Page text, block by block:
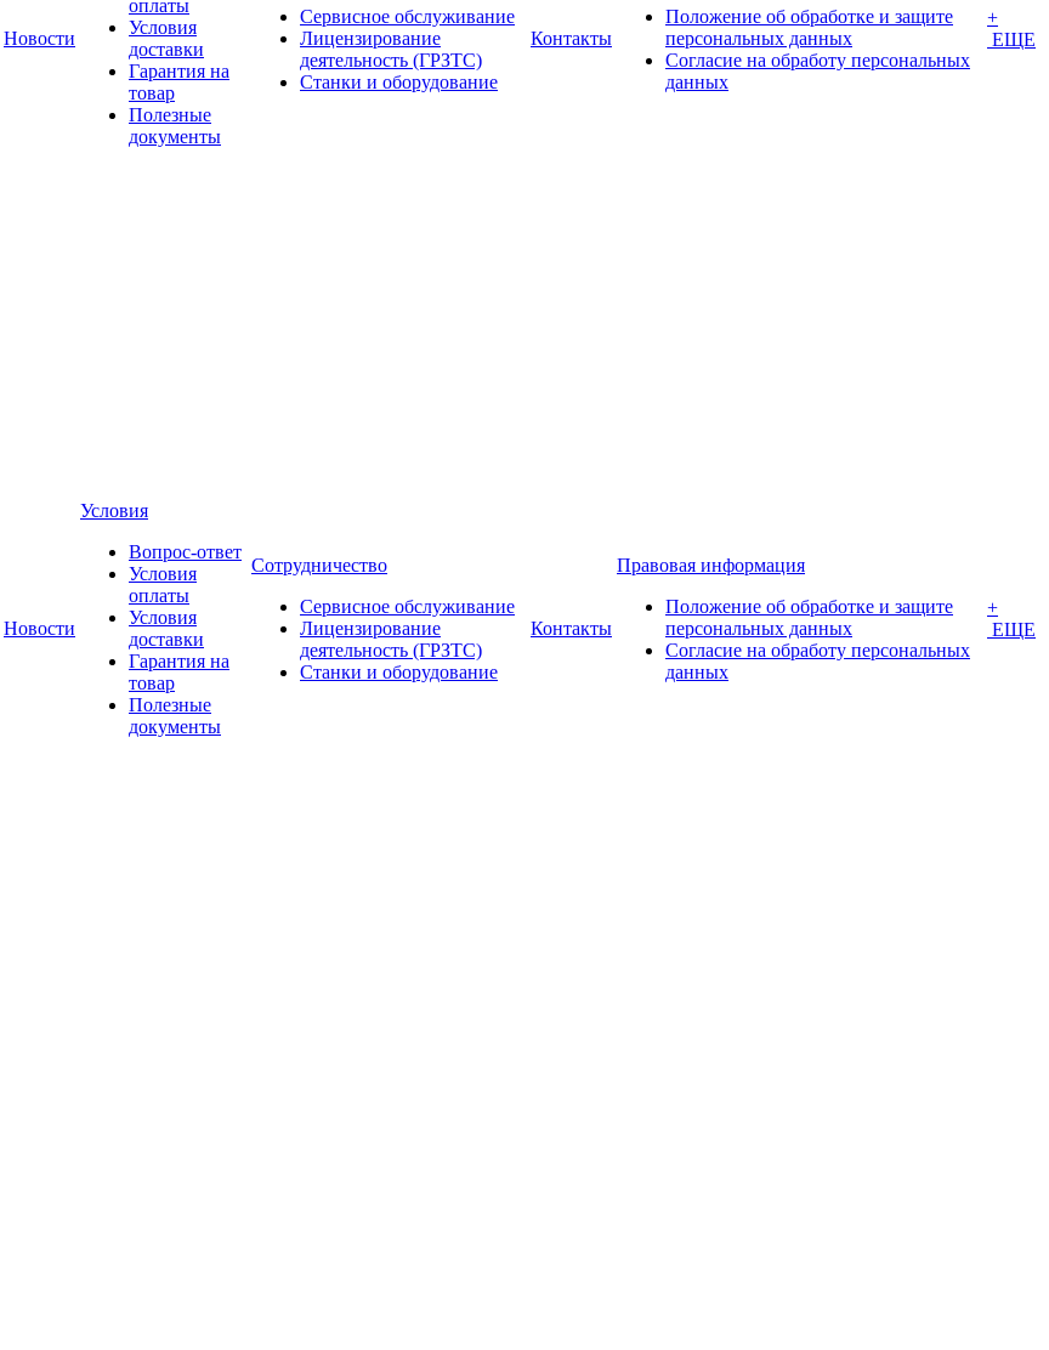
Новости
оплаты
Условия
доставки
Гарантия на
товар
Полезные
документы
Сервисное обслуживание
Лицензирование
деятельность (ГРЗТС)
Станки и оборудование
Контакты
Положение об обработке и защите
персональных данных
Согласие на обработу персональных
данных
+
ЕЩЕ
Новости
Условия
Вопрос-ответ
Условия
оплаты
Условия
доставки
Гарантия на
товар
Полезные
документы
Сотрудничество
Сервисное обслуживание
Лицензирование
деятельность (ГРЗТС)
Станки и оборудование
Контакты
Правовая информация
Положение об обработке и защите
персональных данных
Согласие на обработу персональных
данных
+
ЕЩЕ